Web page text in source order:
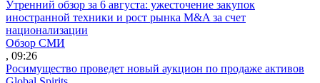
Утренний обзор за 6 августа: ужесточение закупок
иностранной техники и рост рынка M&A за счет
национализации
Обзор СМИ
, 09:26
Росимущество проведет новый аукцион по продаже активов